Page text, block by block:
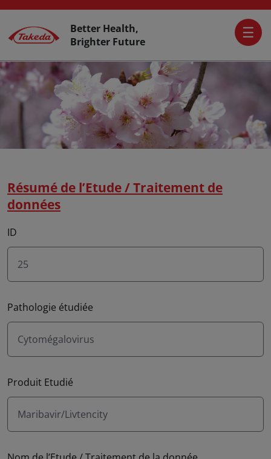
Activer L’accessibilité
Better Health,
Brighter Future
Résumé de l’Etude / Traitement de
données
ID
25
Pathologie étudiée
Cytomégalovirus
Produit Etudié
Maribavir/Livtencity